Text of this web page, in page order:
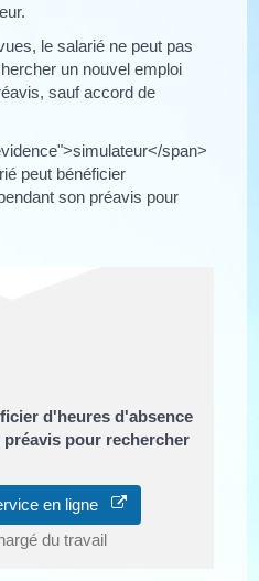
le salarié ne peut pas
un nouvel emploi
sauf accord de
span>
peut bénéficier
son préavis pour
d'heures d'absence
pour rechercher
en ligne
du travail